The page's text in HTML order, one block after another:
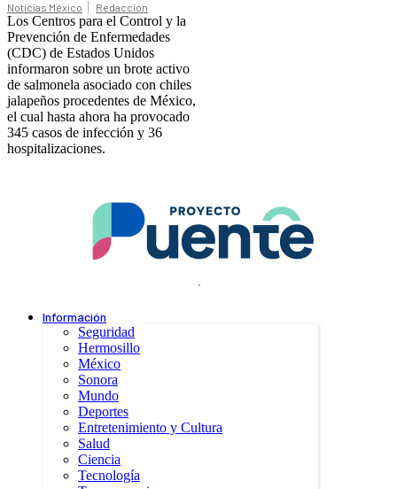
Noticias México Redacción
Los Centros para el Control y la
Prevención de Enfermedades
(CDC) de Estados Unidos
informaron sobre un brote activo
de salmonela asociado con chiles
jalapeños procedentes de México,
el cual hasta ahora ha provocado
345 casos de infección y 36
hospitalizaciones.
.
Información
Seguridad
Hermosillo
México
Sonora
Mundo
Deportes
Entretenimiento y Cultura
Salud
Ciencia
Tecnología